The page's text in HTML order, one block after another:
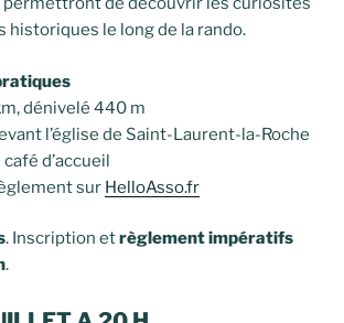
historiques le long de la rando.
dénivelé 440 m
l’église de Saint-Laurent-la-Roche
d’accueil
sur HelloAsso.fr
. Inscription etrèglement impératifs
.